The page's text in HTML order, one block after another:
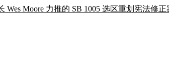
Wes Moore 力推的 SB 1005 选区重划宪法